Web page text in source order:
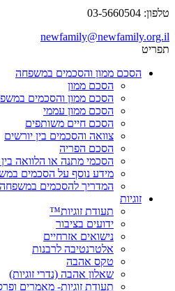
טלפון: 03-5660504
newfamily@newfamily.org.il
תפריט
הסכם ממון והסכמים במשפחה
הסכם ממון
הסכם ממון והסכמים
הסכם ממון עממי
הסכם חיים משותפים
צוואה והסכמים בין יורשים
הסכם הפריה
הסכמי מתנה או הלוואה בין
מידע נוסף על הסכמים
המדריך להסכמים במשפחה
זוגיות
תעודת זוגיות™
ידועים בציבור
נישואים אזרחיים
אלטרנטיבה לרבנות
טקס אהבה
שאלון אהבה (נדרי זוגיות)
תעודת זוגיות- מאמרים